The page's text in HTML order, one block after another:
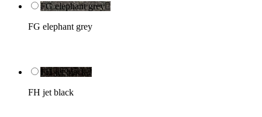
FG elephant grey
FG elephant grey
FH jet black
FH jet black